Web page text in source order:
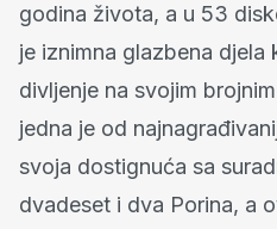
godina života, a u 53
je iznimna glazbena djela
divljenje na svojim
jedna je od
svoja dostignuća sa
dvadeset i dva Porina, a